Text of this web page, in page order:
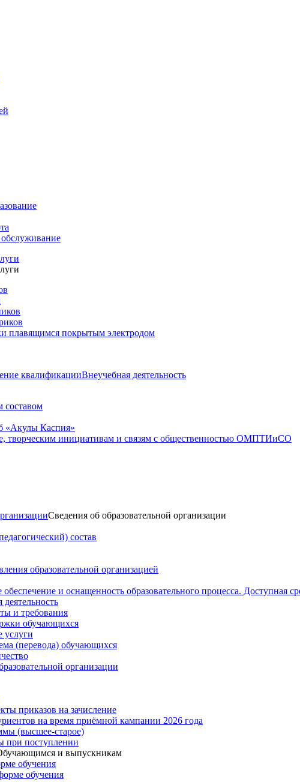
плавящимся покрытым электродом
квалификацииВнеучебная деятельность
составом
«Акулы Каспия»
творческим инициативам и связям с общественностью ОМПТИиСО
Сведения об образовательной организации
состав
образовательной организацией
и оснащенность образовательного процесса. Доступная
и требования
обучающихся
услуги
(перевода) обучающихся
организации
приказов на зачисление
на время приёмной кампании 2026 года
(высшее-старое)
при поступлении
и выпускникам
обучения
обучения